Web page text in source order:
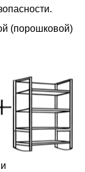
(порошковой)